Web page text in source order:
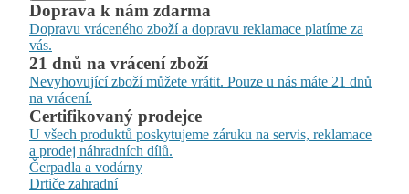
Doprava k nám zdarma
Dopravu vráceného zboží a dopravu reklamace platíme za
vás.
21 dnů na vrácení zboží
Nevyhovující zboží můžete vrátit. Pouze u nás máte 21 dnů
na vrácení.
Certifikovaný prodejce
U všech produktů poskytujeme záruku na servis, reklamace
a prodej náhradních dílů.
Čerpadla a vodárny
Drtiče zahradní